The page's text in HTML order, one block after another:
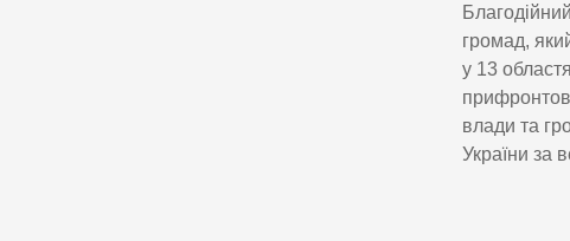
громад,
у 13
влади та
України за